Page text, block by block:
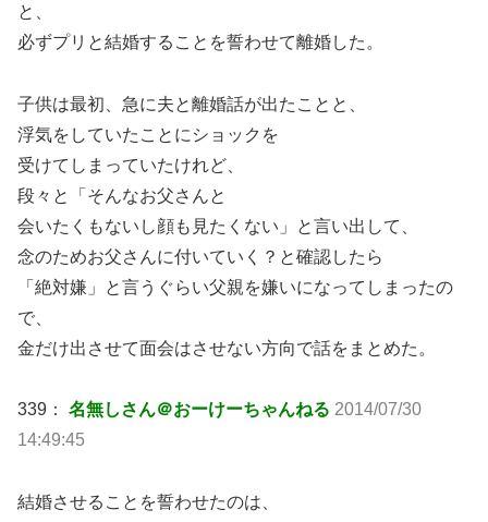
と、
必ずプリと結婚することを誓わせて離婚した。
子供は最初、急に夫と離婚話が出たことと、
浮気をしていたことにショックを
受けてしまっていたけれど、
段々と「そんなお父さんと
会いたくもないし顔も見たくない」と言い出して、
念のためお父さんに付いていく？と確認したら
「絶対嫌」と言うぐらい父親を嫌いになってしまったの
で、
金だけ出させて面会はさせない方向で話をまとめた。
339： 名無しさん＠おーけーちゃんねる 2014/07/30
14:49:45
結婚させることを誓わせたのは、